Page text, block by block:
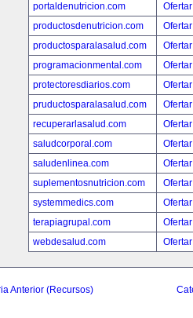
portaldenutricion.com
productosdenutricion.com
productosparalasalud.com
programacionmental.com
protectoresdiarios.com
pruductosparalasalud.com
recuperarlasalud.com
saludcorporal.com
saludenlinea.com
suplementosnutricion.com
systemmedics.com
terapiagrupal.com
webdesalud.com
Anterior (Recursos)